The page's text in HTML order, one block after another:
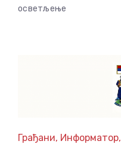
осветљење
Грађани, Информатор,